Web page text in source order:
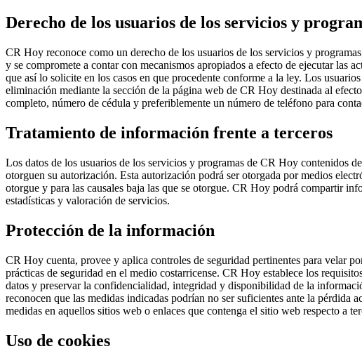
Derecho de los usuarios de los servicios y
CR Hoy reconoce como un derecho de los usuarios de los servicios y
y se compromete a contar con mecanismos apropiados a efecto de ejecutar las
que así lo solicite en los casos en que procedente conforme a la ley. Los
eliminación mediante la sección de la página web de CR Hoy destinada al
completo, número de cédula y preferiblemente un número de teléfono para
Tratamiento de información frente a terceros
Los datos de los usuarios de los servicios y programas de CR Hoy contenidos
otorguen su autorización. Esta autorización podrá ser otorgada por medios
otorgue y para las causales baja las que se otorgue. CR Hoy podrá compartir
estadísticas y valoración de servicios.
Protección de la información
CR Hoy cuenta, provee y aplica controles de seguridad pertinentes para velar
prácticas de seguridad en el medio costarricense. CR Hoy establece los
datos y preservar la confidencialidad, integridad y disponibilidad de la
reconocen que las medidas indicadas podrían no ser suficientes ante la
medidas en aquellos sitios web o enlaces que contenga el sitio web respecto a
Uso de cookies